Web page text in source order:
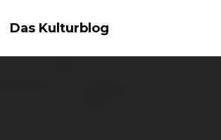
Das Kulturblog